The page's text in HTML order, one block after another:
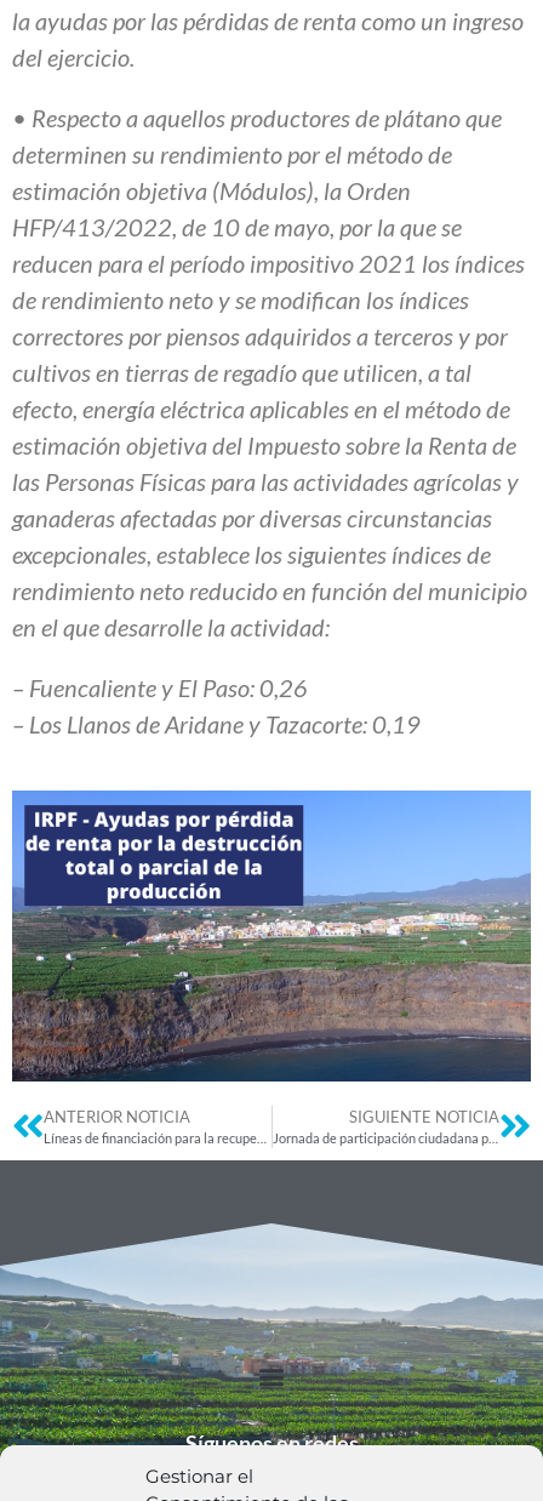
Gestionar el
la ayudas por las pérdidas de renta como un ingreso
del ejercicio.
• Respecto a aquellos productores de plátano que
determinen su rendimiento por el método de
estimación objetiva (Módulos), la Orden
HFP/413/2022, de 10 de mayo, por la que se
reducen para el período impositivo 2021 los índices
de rendimiento neto y se modifican los índices
correctores por piensos adquiridos a terceros y por
cultivos en tierras de regadío que utilicen, a tal
efecto, energía eléctrica aplicables en el método de
estimación objetiva del Impuesto sobre la Renta de
las Personas Físicas para las actividades agrícolas y
ganaderas afectadas por diversas circunstancias
excepcionales, establece los siguientes índices de
rendimiento neto reducido en función del municipio
en el que desarrolle la actividad:
– Fuencaliente y El Paso: 0,26
– Los Llanos de Aridane y Tazacorte: 0,19
ANTERIOR NOTICIA SIGUIENTE NOTICIA
Jornada de participación ciudadana para la reposición de cultivo de platanera destruído por el volcán
Síguenos en redes